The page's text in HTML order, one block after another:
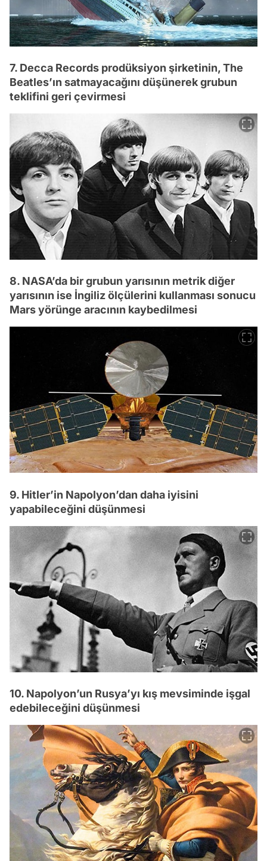
7. Decca Records prodüksiyon şirketinin, The
Beatles’ın satmayacağını düşünerek grubun
teklifini geri çevirmesi
8. NASA’da bir grubun yarısının metrik diğer
yarısının ise İngiliz ölçülerini kullanması sonucu
Mars yörünge aracının kaybedilmesi
9. Hitler’in Napolyon’dan daha iyisini
yapabileceğini düşünmesi
10. Napolyon’un Rusya’yı kış mevsiminde işgal
edebileceğini düşünmesi